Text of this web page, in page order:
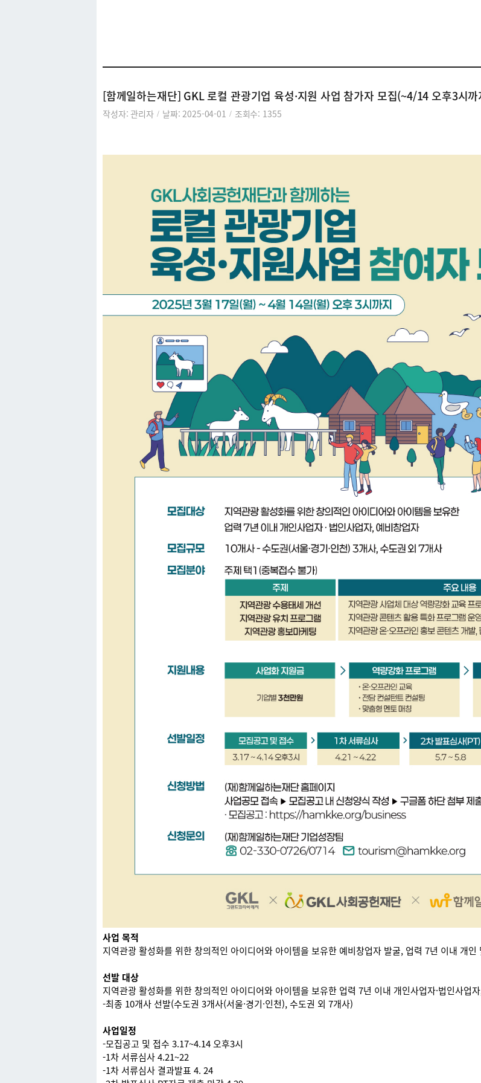
[함께일하는재단] GKL 로컬 관광기업 육성·지원 사업 참가자 모집(~4/14 오후3시까
작성자: 관리자 / 날짜: 2025-04-01 / 조회수: 1355
사업 목적
지역관광 활성화를 위한 창의적인 아이디어와 아이템을 보유한 예비창업자 발굴, 업력 7년 이내 개인
선발 대상
지역관광 활성화를 위한 창의적인 아이디어와 아이템을 보유한 업력 7년 이내 개인사업자·법인사업
-최종 10개사 선발(수도권 3개사(서울·경기·인천), 수도권 외 7개사)
사업일정
-모집공고 및 접수 3.17~4.14 오후3시
-1차 서류심사 4.21~22
-1차 서류심사 결과발표 4. 24